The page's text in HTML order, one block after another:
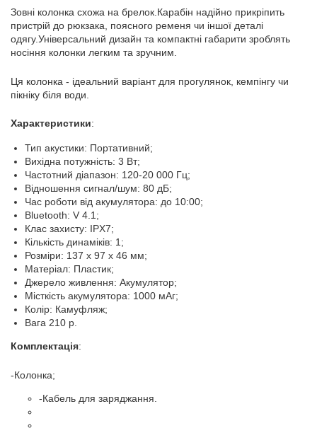
Зовні колонка схожа на брелок.Карабін надійно прикріпить
пристрій до рюкзака, поясного ременя чи іншої деталі
одягу.Універсальний дизайн та компактні габарити зроблять
носіння колонки легким та зручним.
Ця колонка - ідеальний варіант для прогулянок, кемпінгу чи
пікніку біля води.
Характеристики:
Тип акустики: Портативний;
Вихідна потужність: 3 Вт;
Частотний діапазон: 120-20 000 Гц;
Відношення сигнал/шум: 80 дБ;
Час роботи від акумулятора: до 10:00;
Bluetooth: V 4.1;
Клас захисту: IPX7;
Кількість динаміків: 1;
Розміри: 137 x 97 x 46 мм;
Матеріал: Пластик;
Джерело живлення: Акумулятор;
Місткість акумулятора: 1000 мАг;
Колір: Камуфляж;
Вага 210 р.
Комплектація:
-Колонка;
-Кабель для заряджання.